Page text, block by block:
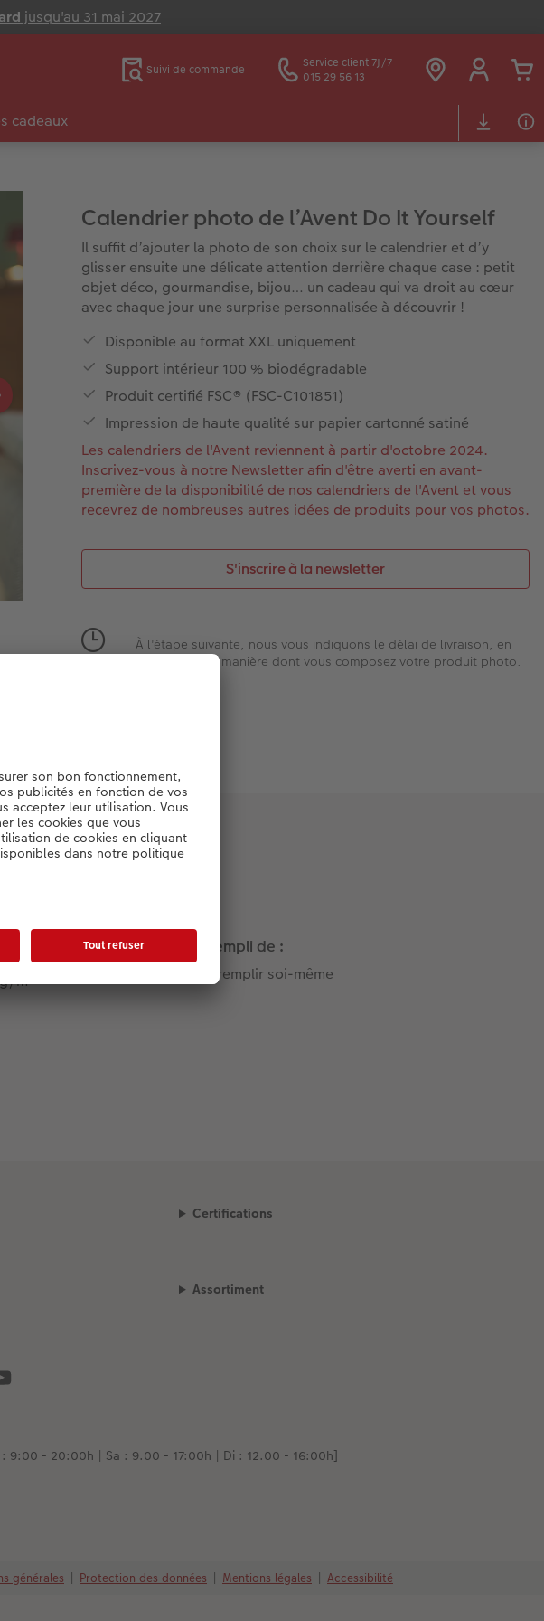
jusqu'au 31 mai 2027
Suivi de commande
Service client 7J/7
015 29 56 13
cadeaux
Calendrier photo de l’Avent Do It Yourself
Il suffit d’ajouter la photo de son choix sur le calendrier et d’y
glisser ensuite une délicate attention derrière chaque case : petit
objet déco, gourmandise, bijou… un cadeau qui va droit au cœur
avec chaque jour une surprise personnalisée à découvrir !
Disponible au format XXL uniquement
Support intérieur 100 % biodégradable
Produit certifié FSC® (FSC-C101851)
Impression de haute qualité sur papier cartonné satiné
Les calendriers de l'Avent reviennent à partir d'octobre 2024.
Inscrivez-vous à notre Newsletter afin d'être averti en avant-
première de la disponibilité de nos calendriers de l'Avent et vous
recevrez de nombreuses autres idées de produits pour vos photos.
S'inscrire à la newsletter
À l'étape suivante, nous vous indiquons le délai de livraison, en
fonction de la manière dont vous composez votre produit photo.
:
:
m²
Rempli de :
A remplir soi-même
Certifications
Assortiment
: 9:00 - 20:00h | Sa : 9.00 - 17:00h | Di : 12.00 - 16:00h]
générales | Protection des données | Mentions légales | Accessibilité